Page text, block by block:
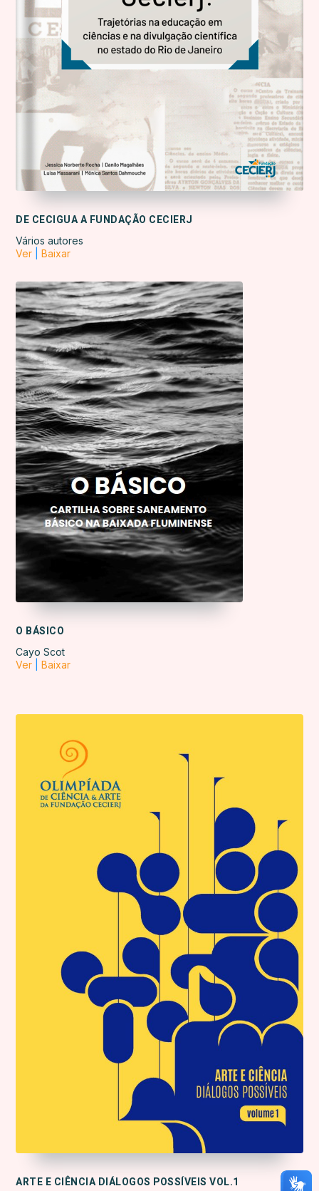
DE CECIGUA A FUNDAÇÃO CECIERJ
Vários autores
Ver |Baixar
O BÁSICO
Cayo Scot
Ver |Baixar
ARTE E CIÊNCIA DIÁLOGOS POSSÍVEIS VOL.1